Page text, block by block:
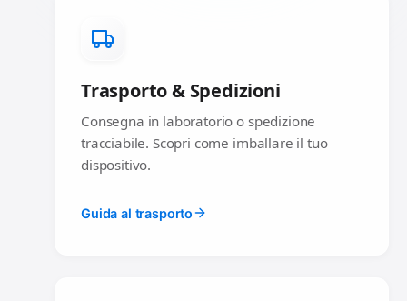
Trasporto & Spedizioni
Consegna in laboratorio o spedizione
tracciabile. Scopri come imballare il tuo
dispositivo.
Guida al trasporto